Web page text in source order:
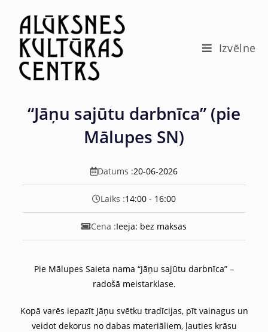
Izvēlne
“Jāņu sajūtu darbnīca” (pie
Mālupes SN)
Datums :20-06-2026
Laiks :14:00 - 16:00
Cena :Ieeja: bez maksas
Pie Mālupes Saieta nama “Jāņu sajūtu darbnīca” –
radošā meistarklase.
Kopā varēs iepazīt Jāņu svētku tradīcijas, pīt vainagus un
veidot dekorus no dabas materiāliem, ļauties krāsu